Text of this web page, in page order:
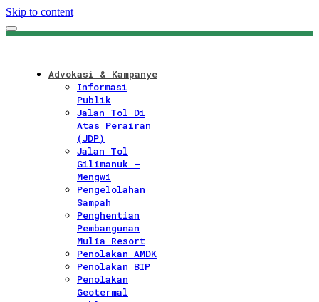
Skip to content
Advokasi & Kampanye
Informasi
Publik
Jalan Tol Di
Atas Perairan
(JDP)
Jalan Tol
Gilimanuk –
Mengwi
Pengelolahan
Sampah
Penghentian
Pembangunan
Mulia Resort
Penolakan AMDK
Penolakan BIP
Penolakan
Geotermal